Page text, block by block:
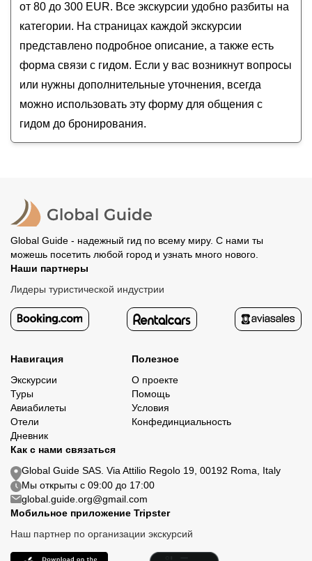
от 80 до 300 EUR. Все экскурсии удобно разбиты на
категории. На страницах каждой экскурсии
представлено подробное описание, а также есть
форма связи с гидом. Если у вас возникнут вопросы
или нужны дополнительные уточнения, всегда
можно использовать эту форму для общения с
гидом до бронирования.
Global Guide - надежный гид по всему миру. С нами ты
можешь посетить любой город и узнать много нового.
Наши партнеры
Лидеры туристической индустрии
Навигация
Экскурсии
Туры
Авиабилеты
Отели
Дневник
Полезное
О проекте
Помощь
Условия
Конфединциальность
Как с нами связаться
Global Guide SAS. Via Attilio Regolo 19, 00192 Roma, Italy
Мы открыты с 09:00 до 17:00
global.guide.org@gmail.com
Мобильное приложение Tripster
Наш партнер по организации экскурсий